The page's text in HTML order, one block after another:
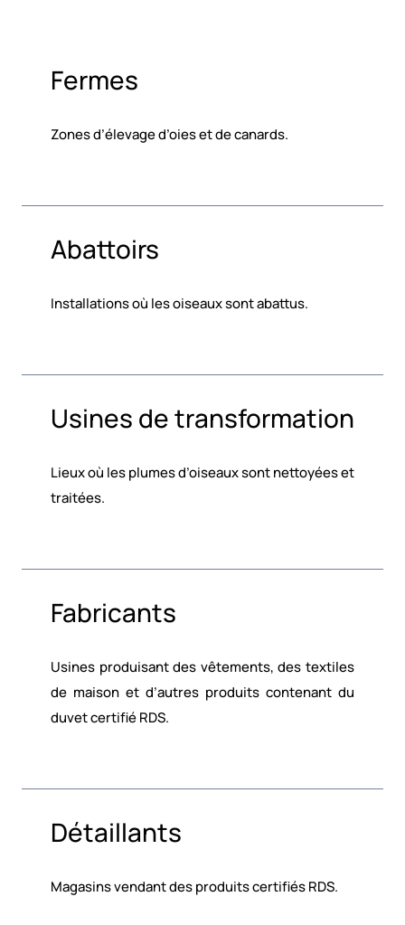
Fermes
Zones d’élevage d’oies et de canards.
Abattoirs
Installations où les oiseaux sont abattus.
Usines de transformation
Lieux où les plumes d’oiseaux sont nettoyées et
traitées.
Fabricants
Usines produisant des vêtements, des textiles
de maison et d’autres produits contenant du
duvet certifié RDS.
Détaillants
Magasins vendant des produits certifiés RDS.